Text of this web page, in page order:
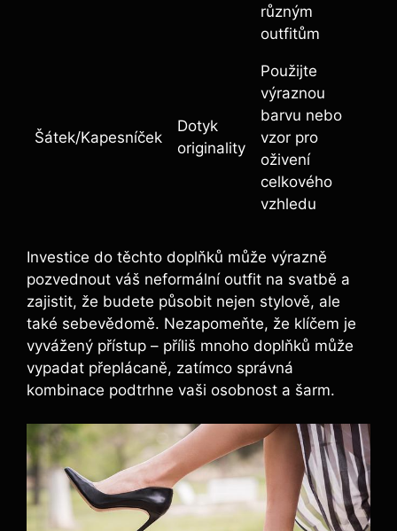
různým
⁣outfitům
Šátek/Kapesníček
Dotyk
originality
Použijte
⁣výraznou
barvu nebo
vzor pro⁣
oživení⁤
celkového
vzhledu
Investice do těchto doplňků ‍může výrazně
pozvednout váš neformální outfit na svatbě a
zajistit, že budete působit nejen stylově, ale
také⁢ sebevědomě. Nezapomeňte, že klíčem je⁢
vyvážený přístup – příliš mnoho doplňků může
vypadat přeplácaně, zatímco správná
kombinace podtrhne vaši osobnost a šarm.